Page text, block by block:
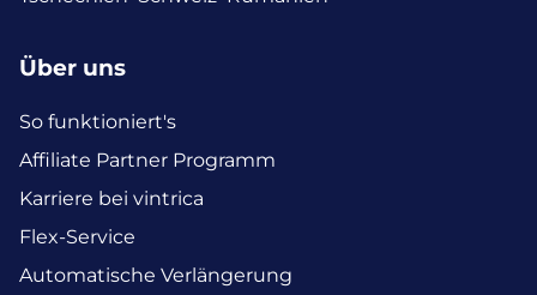
Über uns
So funktioniert's
Affiliate Partner Programm
Karriere bei vintrica
Flex-Service
Automatische Verlängerung